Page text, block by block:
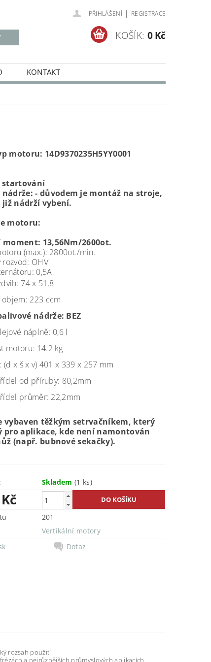
PŘIHLÁŠENÍ | REGISTRACE
KOŠÍK: 0 Kč
KONTAKT
motoru: 14D9370235H5YY0001
startování
nádrže: - důvodem je montáž na stroje,
nádrží vybení.
motoru:
13,56Nm/2600ot.
(max.): 2800ot./min.
rozvod: OHV
0,5A
74 x 51,8
objem: 223 ccm
nádrže: BEZ
náplně: 0,6 l
motoru: 14.2 kg
(d x š x v) 401 x 339 x 257 mm
od příruby: 80,2mm
průměr: 22,2mm
vybaven těžkým setrvačníkem, který
pro aplikace, kde není namontován
(např. bubnové sekačky).
Skladem(1 ks)
201
Vertikální motory
Dotaz
rozsah použití.
a nejrůznějších průmyslových aplikacích.